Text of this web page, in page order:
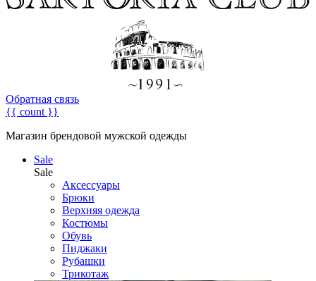
Обратная связь
{{ count }}
Магазин брендовой мужской одежды
Sale
Sale
Аксессуары
Брюки
Верхняя одежда
Костюмы
Обувь
Пиджаки
Рубашки
Трикотаж